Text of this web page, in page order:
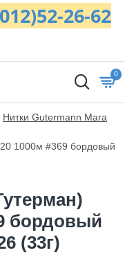
26-62
0
Нитки Gutermann Mara
1000м #369 бордовый
бордовый
(33г)